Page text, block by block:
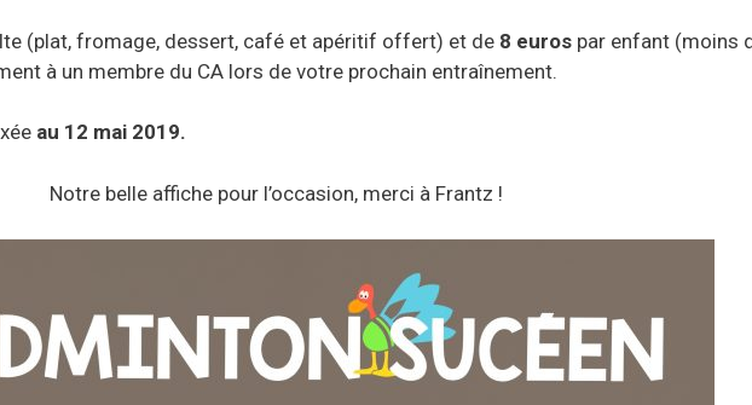
(plat, fromage, dessert, café et apéritif offert) et de 8 euros par enfant (moins
à un membre du CA lors de votre prochain entraînement.
au 12 mai 2019.
Notre belle affiche pour l’occasion, merci à Frantz !